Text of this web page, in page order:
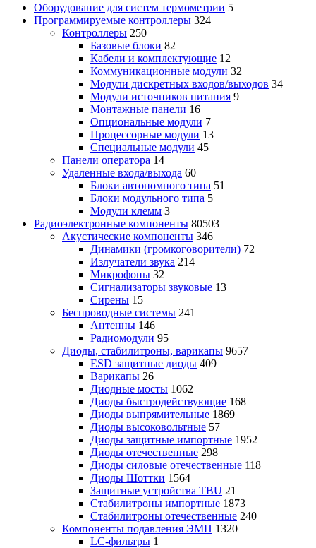
Оборудование для систем термометрии 5
Программируемые контроллеры 324
Контроллеры 250
Базовые блоки 82
Кабели и комплектующие 12
Коммуникационные модули 32
Модули дискретных входов/выходов 34
Модули источников питания 9
Монтажные панели 16
Опциональные модули 7
Процессорные модули 13
Специальные модули 45
Панели оператора 14
Удаленные входа/выхода 60
Блоки автономного типа 51
Блоки модульного типа 5
Модули клемм 3
Радиоэлектронные компоненты 80503
Акустические компоненты 346
Динамики (громкоговорители) 72
Излучатели звука 214
Микрофоны 32
Сигнализаторы звуковые 13
Сирены 15
Беспроводные системы 241
Антенны 146
Радиомодули 95
Диоды, стабилитроны, варикапы 9657
ESD защитные диоды 409
Варикапы 26
Диодные мосты 1062
Диоды быстродействующие 168
Диоды выпрямительные 1869
Диоды высоковольтные 57
Диоды защитные импортные 1952
Диоды отечественные 298
Диоды силовые отечественные 118
Диоды Шоттки 1564
Защитные устройства TBU 21
Стабилитроны импортные 1873
Стабилитроны отечественные 240
Компоненты подавления ЭМП 1320
LC-фильтры 1